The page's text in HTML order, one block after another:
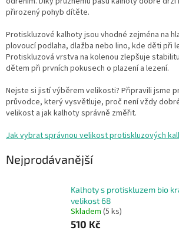
přirozený pohyb dítěte.
Protiskluzové kalhoty jsou vhodné zejména na
plovoucí podlaha, dlažba nebo lino, kde děti při
Protiskluzová vrstva na kolenou zlepšuje
dětem při prvních pokusech o plazení a lezení.
Nejste si jistí výběrem velikosti? Připravili jsme
průvodce, který vysvětluje, proč není vždy
velikost a jak kalhoty správně změřit.
Jak vybrat správnou velikost protiskluzových
Nejprodávanější
Kalhoty s protiskluzem bio
velikost 68
Skladem (5 ks)
510 Kč